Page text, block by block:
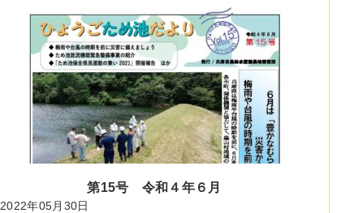
第15号 令和４年６月
2022年05月30日